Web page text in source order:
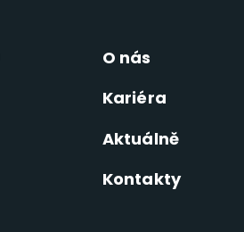
O nás
Kariéra
Aktuálně
Kontakty